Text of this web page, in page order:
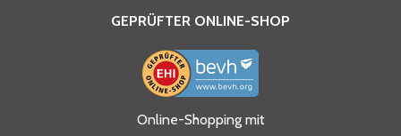
Ja, ich habe die
Datenschutzhinweise gelesen
GEPRÜFTER ONLINE-SHOP
Online-Shopping mit